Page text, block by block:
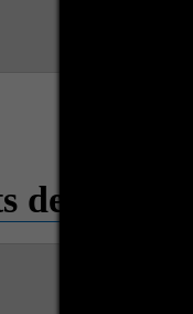
de Radio